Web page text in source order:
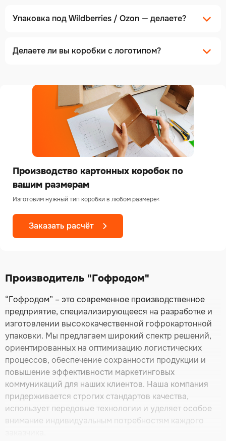
Упаковка под Wildberries / Ozon — делаете?
Делаете ли вы коробки с логотипом?
Производство картонных коробок по
вашим размерам
Изготовим нужный тип коробки в любом размере<
Заказать расчёт
Производитель "Гофродом"
“Гофродом” – это современное производственное
предприятие, специализирующееся на разработке и
изготовлении высококачественной гофрокартонной
упаковки. Мы предлагаем широкий спектр решений,
ориентированных на оптимизацию логистических
процессов, обеспечение сохранности продукции и
повышение эффективности маркетинговых
коммуникаций для наших клиентов. Наша компания
придерживается строгих стандартов качества,
использует передовые технологии и уделяет особое
внимание индивидуальным потребностям каждого